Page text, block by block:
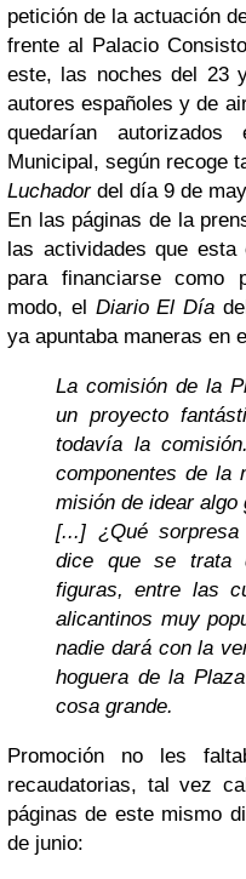
petición de la actuación
frente al Palacio
este, las noches del 23
autores españoles y de
quedarían
Municipal, según recoge
Luchadordel día 9 de
En las páginas de la
las actividades que
para financiarse como
modo, el Diario El Día
ya apuntaba maneras en
La comisión de la
un proyecto
todavía la
componentes de la
misión de idear algo
[...] ¿Qué
dice que se trata
figuras, entre las
alicantinos muy
nadie dará con la
hoguera de la
cosa grande.
Promoción no les
recaudatorias, tal vez
páginas de este mismo
de junio: